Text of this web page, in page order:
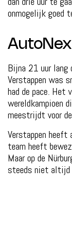
onmogelijk goed
Bijna 21 uur lang
Verstappen was
had de pace. Het
wereldkampioen
meestrijdt voor
Verstappen
team heeft
Maar op de
steeds niet altijd